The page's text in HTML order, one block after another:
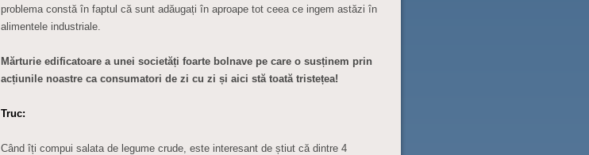
problema constă în faptul că sunt adăugați în aproape tot ceea ce ingem astăzi în
alimentele industriale.
Mărturie edificatoare a unei societăți foarte bolnave pe care o susținem prin
acțiunile noastre ca consumatori de zi cu zi și aici stă toată tristețea!
Truc:
Când îți compui salata de legume crude, este interesant de știut că dintre 4